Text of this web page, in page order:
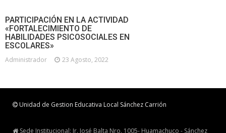
PARTICIPACIÓN EN LA ACTIVIDAD
«FORTALECIMIENTO DE
HABILIDADES PSICOSOCIALES EN
ESCOLARES»
Administrador 23 Agosto, 2022
Unidad de Gestion Educativa Local Sánchez Carrión
Sede Institucional: Jr. José Balta Nro. 1005- Huamachuco - Sánchez